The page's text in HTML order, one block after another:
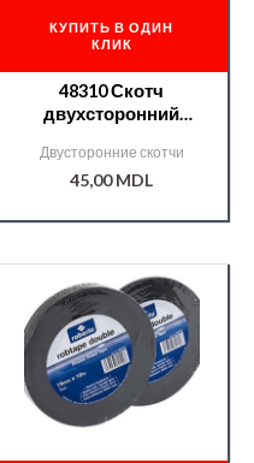
КУПИТЬ В ОДИН
КЛИК
48310 Скотч
двухсторонний
метров
Двусторонние скотчи
45,00MDL